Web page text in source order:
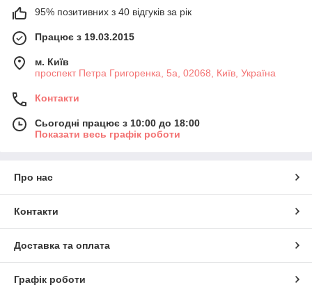
95% позитивних з 40 відгуків за рік
Працює з 19.03.2015
м. Київ
проспект Петра Григоренка, 5а, 02068, Київ, Україна
Контакти
Сьогодні працює з 10:00 до 18:00
Показати весь графік роботи
Про нас
Контакти
Доставка та оплата
Графік роботи